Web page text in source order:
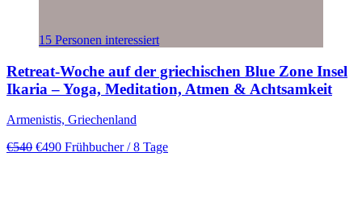
15 Personen interessiert
Retreat-Woche auf der griechischen Blue Zone Insel
Ikaria – Yoga, Meditation, Atmen & Achtsamkeit
Armenistis, Griechenland
€540 €490 Frühbucher / 8 Tage